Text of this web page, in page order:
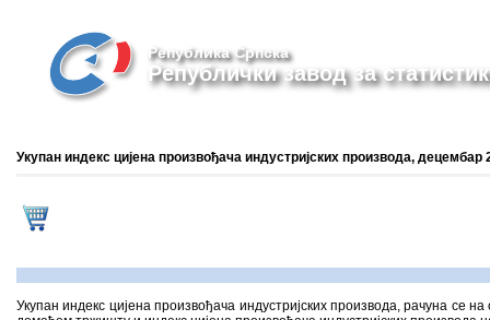
Република Српска
Републички завод за
Укупан индекс цијена произвођача индустријских производа, децембар
Укупан индекс цијена произвођача индустријских производа, рачуна се